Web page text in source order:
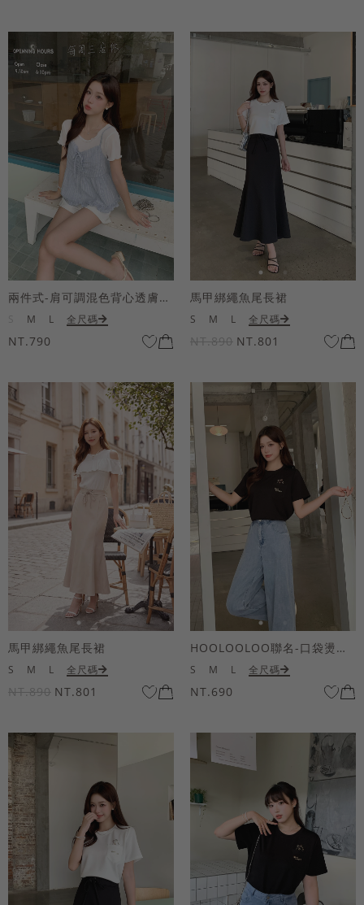
兩件式-肩可調混色背心透膚上衣套組
M L 全尺碼
NT.790
馬甲綁繩魚尾長裙
S M L 全尺碼
NT.890 NT.801
馬甲綁繩魚尾長裙
S M L 全尺碼
NT.890 NT.801
HOOLOOLOO聯名-口袋燙金KUKU熊短袖上衣
S M L 全尺碼
NT.690